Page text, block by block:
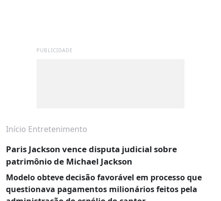
PUBLICIDADE
Início Entretenimento
Paris Jackson vence disputa judicial sobre
patrimônio de Michael Jackson
Modelo obteve decisão favorável em processo que
questionava pagamentos milionários feitos pela